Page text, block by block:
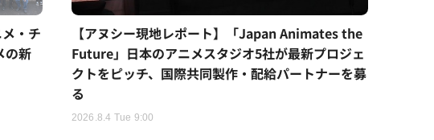
・チ
の新
【アヌシー現地レポート】「Japan Animates the
Future」日本のアニメスタジオ5社が最新プロジェ
クトをピッチ、国際共同製作・配給パートナーを募
る
2026.8.4 Tue 9:00